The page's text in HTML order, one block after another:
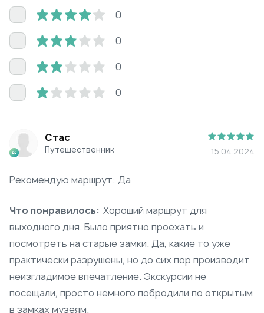
Стас
Путешественник 15.04.2024
Рекомендую маршрут: Да
Что понравилось: Хороший маршрут для
выходного дня. Было приятно проехать и
посмотреть на старые замки. Да, какие то уже
практически разрушены, но до сих пор производит
неизгладимое впечатление. Экскурсии не
посещали, просто немного побродили по открытым
в замках музеям.
0
0
0
0